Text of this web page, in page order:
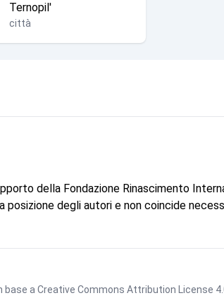
Ternopil'
città
della Fondazione Rinascimento
degli autori e non coincide
base a Creative Commons Attribution License